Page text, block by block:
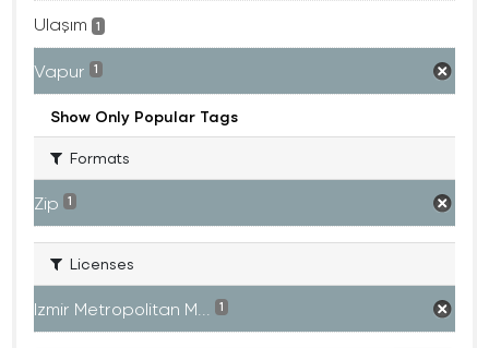
Ulaşım 1
Vapur 1
Show Only Popular Tags
Formats
Zip 1
Licenses
Izmir Metropolitan M... 1